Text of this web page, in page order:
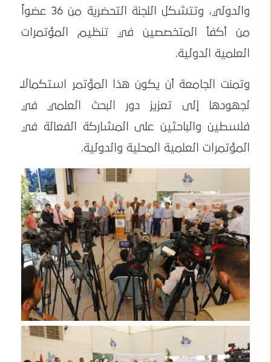
والدولي، وتتشكل اللجنة التحضرية من 36 عضواً
من أكفأ المتخصصين في تنظيم المؤتمرات
العلمية الدولية.
وتمنت الجامعة أن يكون هذا المؤتمر استكمالاً
لجهودها إلى تعزيز دور البحث العلمي في
فلسطين والباحثين على المشاركة الفعالة في
المؤتمرات العلمية المحلية والدولية.